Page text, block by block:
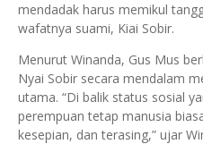
mendadak harus memikul
wafatnya suami, Kiai Sobir.
Menurut Winanda, Gus Mus
Nyai Sobir secara mendalam
utama. “Di balik status sosial
perempuan tetap manusia
kesepian, dan terasing,” ujar